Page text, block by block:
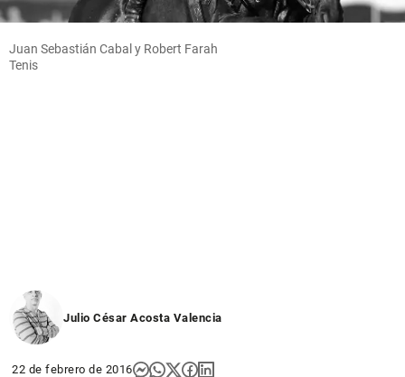
Juan Sebastián Cabal y Robert Farah
Tenis
Julio César Acosta Valencia
22 de febrero de 2016